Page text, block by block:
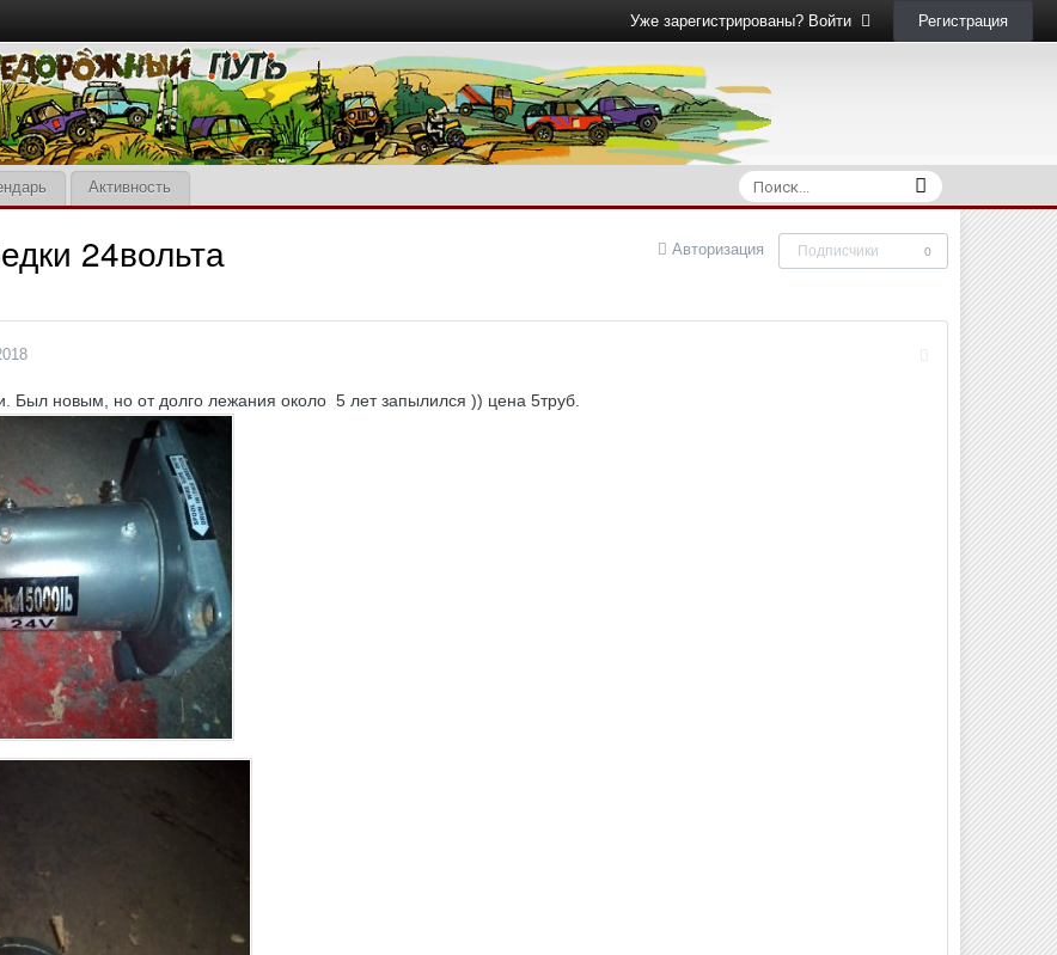
Уже зарегистрированы? Войти Регистрация
Активность
Авторизация Подписчики 0
24вольта
Был новым, но от долго лежания около 5 лет запылился )) цена 5труб.